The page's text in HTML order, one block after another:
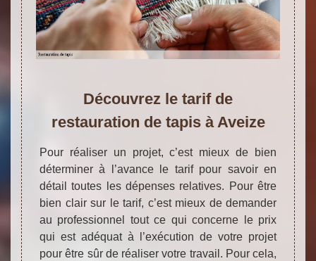
Découvrez le tarif de
restauration de tapis à Aveize
Pour réaliser un projet, c’est mieux de bien
déterminer à l’avance le tarif pour savoir en
détail toutes les dépenses relatives. Pour être
bien clair sur le tarif, c’est mieux de demander
au professionnel tout ce qui concerne le prix
qui est adéquat à l’exécution de votre projet
pour être sûr de réaliser votre travail. Pour cela,